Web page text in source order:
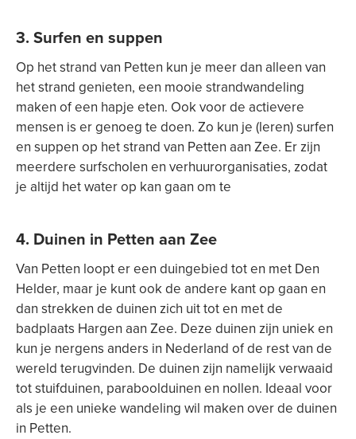
3. Surfen en suppen
Op het strand van Petten kun je meer dan alleen van
het strand genieten, een mooie strandwandeling
maken of een hapje eten. Ook voor de actievere
mensen is er genoeg te doen. Zo kun je (leren) surfen
en suppen op het strand van Petten aan Zee. Er zijn
meerdere surfscholen en verhuurorganisaties, zodat
je altijd het water op kan gaan om te
4. Duinen in Petten aan Zee
Van Petten loopt er een duingebied tot en met Den
Helder, maar je kunt ook de andere kant op gaan en
dan strekken de duinen zich uit tot en met de
badplaats Hargen aan Zee. Deze duinen zijn uniek en
kun je nergens anders in Nederland of de rest van de
wereld terugvinden. De duinen zijn namelijk verwaaid
tot stuifduinen, paraboolduinen en nollen. Ideaal voor
als je een unieke wandeling wil maken over de duinen
in Petten.